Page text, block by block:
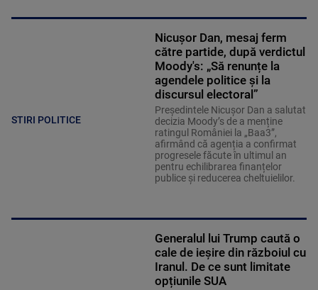
STIRI POLITICE
Nicușor Dan, mesaj ferm
către partide, după verdictul
Moody's: „Să renunțe la
agendele politice şi la
discursul electoral”
Președintele Nicușor Dan a salutat
decizia Moody’s de a menține
ratingul României la „Baa3”,
afirmând că agenția a confirmat
progresele făcute în ultimul an
pentru echilibrarea finanțelor
publice și reducerea cheltuielilor.
Generalul lui Trump caută o
cale de ieșire din războiul cu
Iranul. De ce sunt limitate
opțiunile SUA